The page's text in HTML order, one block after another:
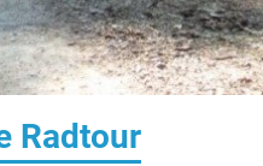
Radtour